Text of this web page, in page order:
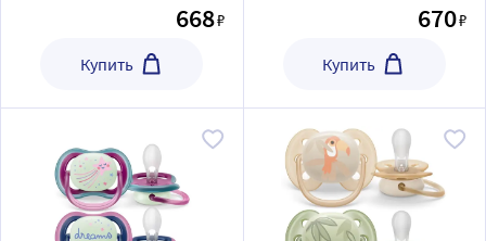
668₽
Купить
670₽
Купить